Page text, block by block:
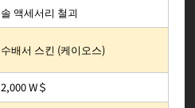
솔 액세서리 철괴
수배서 스킨 (케이오스)
2,000 W＄